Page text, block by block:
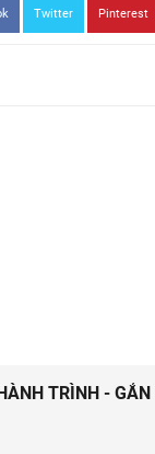
Twitter Pinterest
TRÌNH - GẮN